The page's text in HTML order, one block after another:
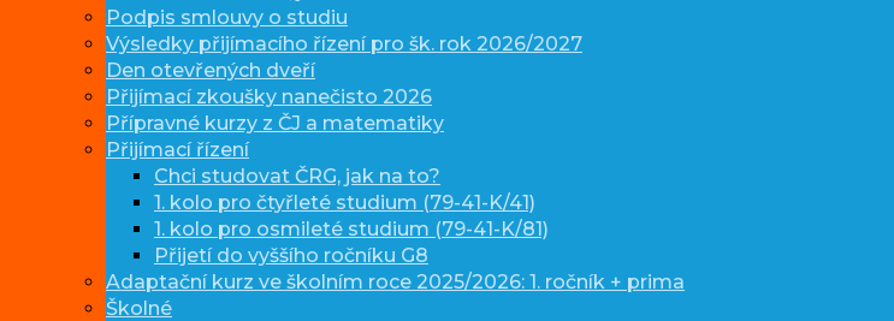
Podpis smlouvy o studiu
Výsledky přijímacího řízení pro šk. rok 2026/2027
Den otevřených dveří
Přijímací zkoušky nanečisto 2026
Přípravné kurzy z ČJ a matematiky
Přijímací řízení
Chci studovat ČRG, jak na to?
1. kolo pro čtyřleté studium (79-41-K/41)
1. kolo pro osmileté studium (79-41-K/81)
Přijetí do vyššího ročníku G8
Adaptační kurz ve školním roce 2025/2026: 1. ročník + prima
Školné